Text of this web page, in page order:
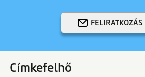
FELIRATKOZÁS
Címkefelhő